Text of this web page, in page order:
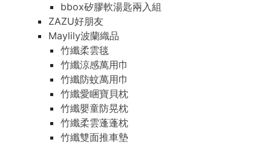
bbox矽膠軟湯匙兩入組
ZAZU好朋友
Maylily波蘭織品
竹纖柔雲毯
竹纖涼感萬用巾
竹纖防蚊萬用巾
竹纖愛睏寶貝枕
竹纖嬰童防晃枕
竹纖柔雲蓬蓬枕
竹纖雙面推車墊